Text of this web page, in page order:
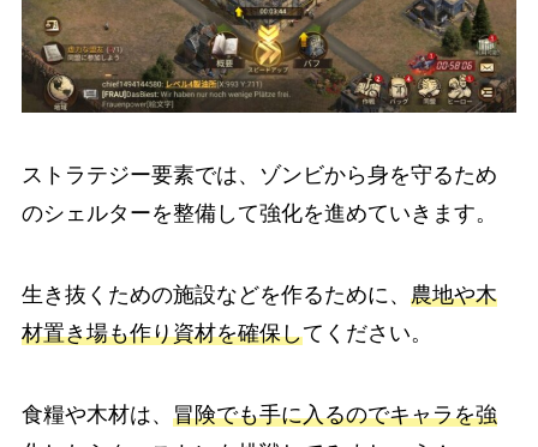
ストラテジー要素では、ゾンビから身を守るため
のシェルターを整備して強化を進めていきます。
生き抜くための施設などを作るために、 農地や木
材置き場も作り資材を確保してください。
食糧や木材は、 冒険でも手に入るのでキャラを強